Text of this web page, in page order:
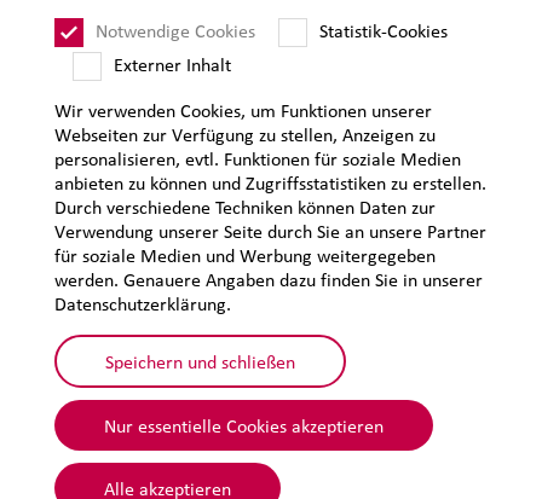
Datenschutz
© 2026 Lehmann&Voss&Co.
Notwendige Cookies
Statistik-Cookies
Externer Inhalt
Wir verwenden Cookies, um Funktionen unserer
Webseiten zur Verfügung zu stellen, Anzeigen zu
personalisieren, evtl. Funktionen für soziale Medien
anbieten zu können und Zugriffsstatistiken zu erstellen.
Durch verschiedene Techniken können Daten zur
Verwendung unserer Seite durch Sie an unsere Partner
für soziale Medien und Werbung weitergegeben
werden. Genauere Angaben dazu finden Sie in unserer
Datenschutzerklärung.
Speichern und schließen
Nur essentielle Cookies akzeptieren
Alle akzeptieren